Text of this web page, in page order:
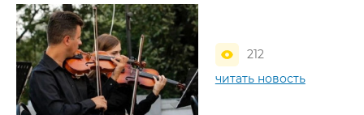
212
читать новость